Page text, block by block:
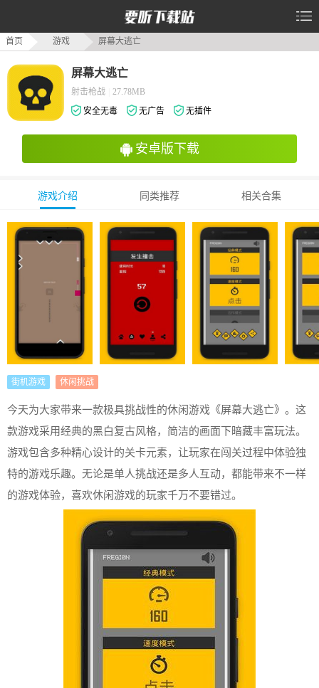
首页 游戏 屏幕大逃亡
屏幕大逃亡
射击枪战
27.78MB
安全无毒
无广告 无插件
安卓版下载
游戏介绍 同类推荐 相关合集
街机游戏 休闲挑战
今天为大家带来一款极具挑战性的休闲游戏《屏幕大逃亡》。这
款游戏采用经典的黑白复古风格，简洁的画面下暗藏丰富玩法。
游戏包含多种精心设计的关卡元素，让玩家在闯关过程中体验独
特的游戏乐趣。无论是单人挑战还是多人互动，都能带来不一样
的游戏体验，喜欢休闲游戏的玩家千万不要错过。